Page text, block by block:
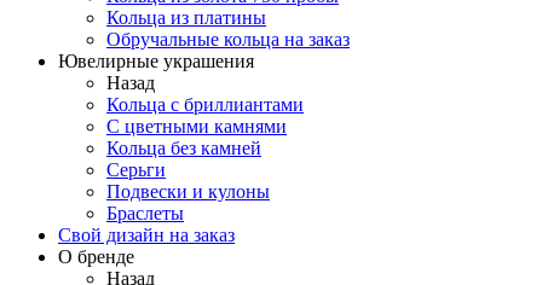
Кольца из платины
Обручальные кольца на заказ
Ювелирные украшения
Назад
Кольца с бриллиантами
С цветными камнями
Кольца без камней
Серьги
Подвески и кулоны
Браслеты
Свой дизайн на заказ
О бренде
Назад